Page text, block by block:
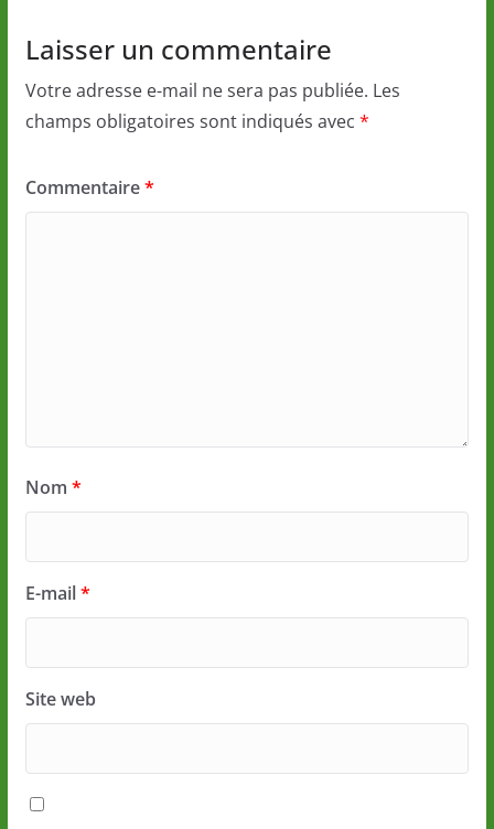
Laisser un commentaire
Votre adresse e-mail ne sera pas publiée. Les
champs obligatoires sont indiqués avec *
Commentaire*
Nom *
E-mail*
Site web